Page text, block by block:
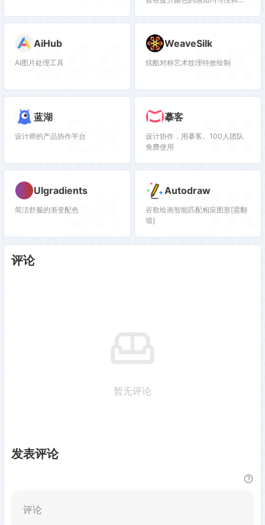
AiHub
AI图片处理工具
244 WeaveSilk
炫酷对称艺术纹理特效绘制
2K
蓝湖
设计师的产品协作平台
2K 摹客
设计协作，用摹客。100人团队
免费使用
1K
UIgradients
简洁舒服的渐变配色5K Autodraw
谷歌绘画智能匹配相应图形[需翻
墙]
1K
评论
暂无评论
发表评论
评论